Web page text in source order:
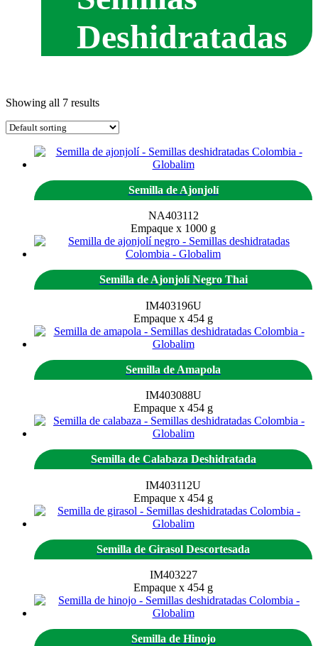
Deshidratadas
Showing all 7 results
Semilla de Ajonjolí
NA403112
Empaque x 1000 g
Semilla de Ajonjolí Negro Thai
IM403196U
Empaque x 454 g
Semilla de Amapola
IM403088U
Empaque x 454 g
Semilla de Calabaza Deshidratada
IM403112U
Empaque x 454 g
Semilla de Girasol Descortesada
IM403227
Empaque x 454 g
Semilla de Hinojo